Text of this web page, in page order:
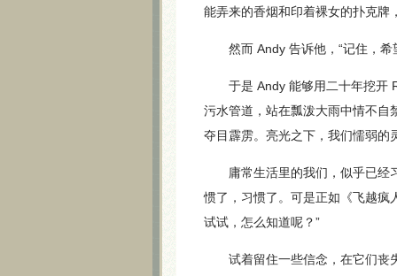
能弄来的香烟和印着裸女的扑克牌
然而 Andy 告诉他，“记住，希
于是 Andy 能够用二十年挖开
污水管道，站在瓢泼大雨中情不自
夺目霹雳。亮光之下，我们懦弱的
庸常生活里的我们，似乎已经习
惯了，习惯了。可是正如《飞越疯
试试，怎么知道呢？”
试着留住一些信念，在它们丧